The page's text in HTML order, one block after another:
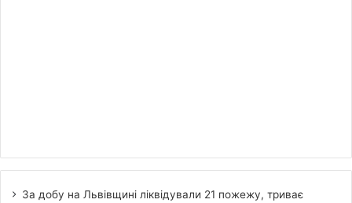
За добу на Львівщині ліквідували 21 пожежу, триває